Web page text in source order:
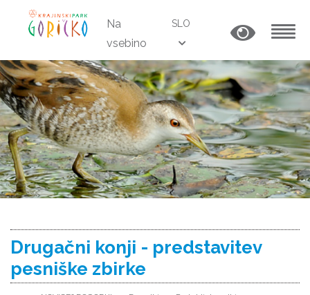
Na
vsebino
SLO
Drugačni konji - predstavitev
pesniške zbirke